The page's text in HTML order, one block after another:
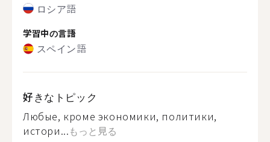
ロシア語
学習中の言語
スペイン語
好きなトピック
Любые, кроме экономики, политики,
истори...もっと見る